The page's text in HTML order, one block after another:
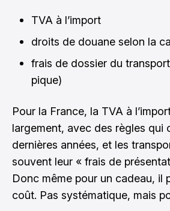
TVA à l’import
droits de douane selon la
frais de dossier du
pique)
Pour la France, la TVA à
largement, avec des règles qui
dernières années, et les
souvent leur « frais de
Donc même pour un cadeau, il
coût. Pas systématique, mais